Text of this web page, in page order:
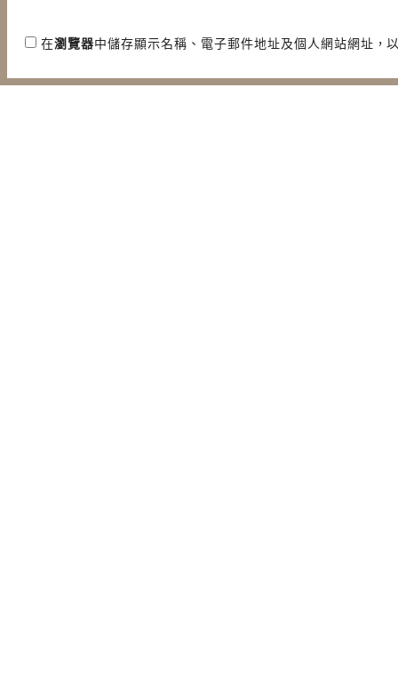
在瀏覽器中儲存顯示名稱、電子郵件地址及個人網站網址，